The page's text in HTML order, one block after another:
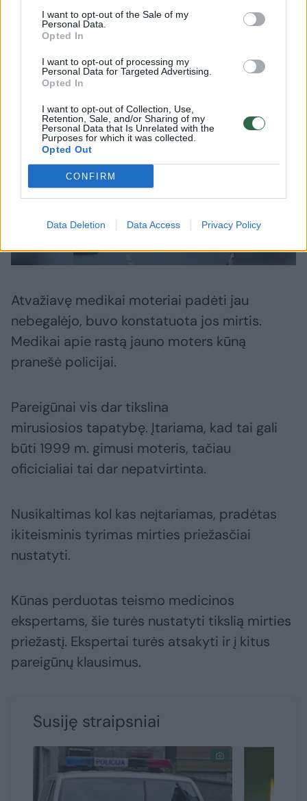
I want to opt-out of the Sale of my
Personal Data.
Opted In
I want to opt-out of processing my
Personal Data for Targeted Advertising.
Opted In
I want to opt-out of Collection, Use,
Retention, Sale, and/or Sharing of my
Personal Data that Is Unrelated with the
Purposes for which it was collected.
Opted Out
CONFIRM
Data Deletion Data Access Privacy Policy
pagalbos medikus.
Pamatykite filmuotą medžiagą: ištrauktas
į tvenkinį įskriejęs automobilis
Atvažiavę medikai moteriai padėti jau
nebegalėjo, buvo konstatuota jos mirtis.
Medikai apie rastą jauno moters kūną
pranešė policijai.
Pareigūnai vis dar tikslina
mirusiosios tapatybę. Įtariama, kad tai gali
būti 1999 m. gimusi moteris, tačiau
oficicialiai tai dar nepatvirtinta.
Nusikaltimas kol kas neįtariamas, pradėtas
ikiteisminis tyrimas mirties priežasčiai
nustatyti.
Kūnas perduotas teismo medicinos
ekspertams, šie turės nustatyti tikslią mirties
priežastį. Ekspertai turės atsakyti ir į kitus
pareigūnų klausimus.
Susiję straipsniai